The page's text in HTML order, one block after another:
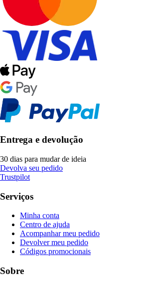
Entrega e devolução
30 dias para mudar de ideia
Devolva seu pedido
Trustpilot
Serviços
Minha conta
Centro de ajuda
Acompanhar meu pedido
Devolver meu pedido
Códigos promocionais
Sobre